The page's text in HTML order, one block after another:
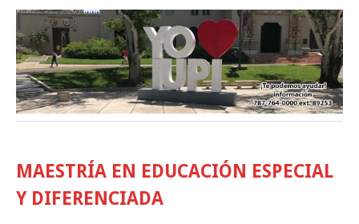
MAESTRÍA EN EDUCACIÓN ESPECIAL
Y DIFERENCIADA